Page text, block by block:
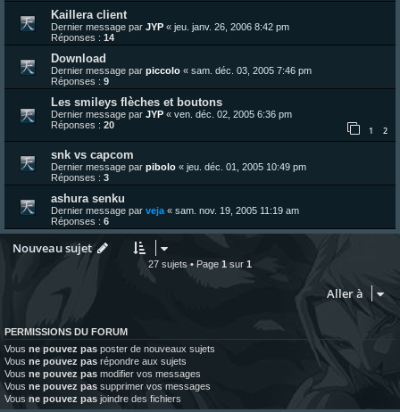
Kaillera client
Dernier message par JYP « jeu. janv. 26, 2006 8:42 pm
Réponses : 14
Download
Dernier message par piccolo « sam. déc. 03, 2005 7:46 pm
Réponses : 9
Les smileys flèches et boutons
Dernier message par JYP « ven. déc. 02, 2005 6:36 pm
Réponses : 20 1 2
snk vs capcom
Dernier message par pibolo « jeu. déc. 01, 2005 10:49 pm
Réponses : 3
ashura senku
Dernier message par veja « sam. nov. 19, 2005 11:19 am
Réponses : 6
Nouveau sujet
27 sujets • Page 1 sur 1
Aller à
PERMISSIONS DU FORUM
Vous ne pouvez pas poster de nouveaux sujets
Vous ne pouvez pas répondre aux sujets
Vous ne pouvez pas modifier vos messages
Vous ne pouvez pas supprimer vos messages
Vous ne pouvez pas joindre des fichiers